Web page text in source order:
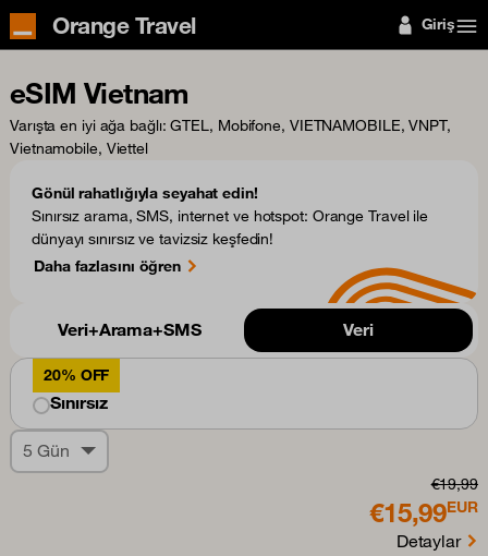
Orange Travel Giriş
eSIM Vietnam
Varışta en iyi ağa bağlı: GTEL, Mobifone, VIETNAMOBILE, VNPT,
Vietnamobile, Viettel
Gönül rahatlığıyla seyahat edin!
Sınırsız arama, SMS, internet ve hotspot: Orange Travel ile
dünyayı sınırsız ve tavizsiz keşfedin!
Daha fazlasını öğren
Veri+Arama+SMS Veri
20% OFF
Sınırsız
5 Gün
€19,99
€15,99EUR
Detaylar